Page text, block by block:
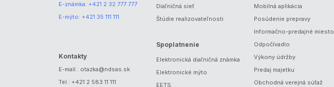
E-známka: +421 2 32 777 777
E-mýto: +421 35 111 111
Kontakty
E-mail.: otazka@ndsas.sk
Tel.: +421 2 583 11 111
Diaľničná sieť
Štúdie realizovateľnosti
Spoplatnenie
Elektronická diaľničná známka
Elektronické mýto
EETS
Mobilná aplikácia
Posúdenie prepravy
Informačno-predajné miesto
Odpočívadlo
Výkony údržby
Predaj majetku
Obchodná verejná súťaž